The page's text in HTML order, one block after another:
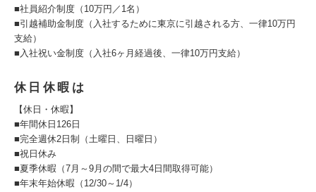
■社員紹介制度（10万円／1名）
■引越補助金制度（入社するために東京に引越される方、一律10万円
支給）
■入社祝い金制度（入社6ヶ月経過後、一律10万円支給）
休日休暇は
【休日・休暇】
■年間休日126日
■完全週休2日制（土曜日、日曜日）
■祝日休み
■夏季休暇（7月～9月の間で最大4日間取得可能）
■年末年始休暇（12/30～1/4）